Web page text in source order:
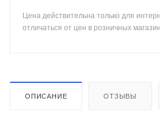
Цена действительна только для
отличаться от цен в розничных
ОПИСАНИЕ ОТЗЫВЫ